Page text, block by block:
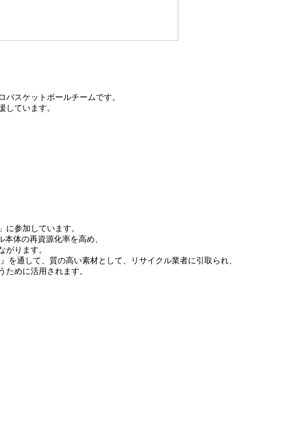
スケットボールチームです。
しています。
参加しています。
体の再資源化率を高め、
がります。
を通して、質の高い素材として、リサイクル業者に引取られ、
めに活用されます。